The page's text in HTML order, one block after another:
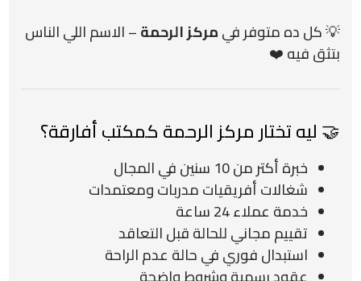
💡 كل ده متوفر فيمركز الرحمة– الاسم اللي الناس
بتثق فيه ❤️
🤝 ليه تختار مركز الرحمة كمكتب أفارقة؟
خبرة أكتر من 10 سنين في المجال
شغالات أفريقيات مدربات ومعتمدات
خدمة عملاء 24 ساعة
تقييم مجاني للحالة قبل التعاقد
استبدال فوري في حالة عدم الراحة